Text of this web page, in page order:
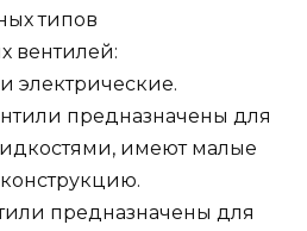
типов
вентилей:
электрические.
предназначены для
имеют малые
предназначены для